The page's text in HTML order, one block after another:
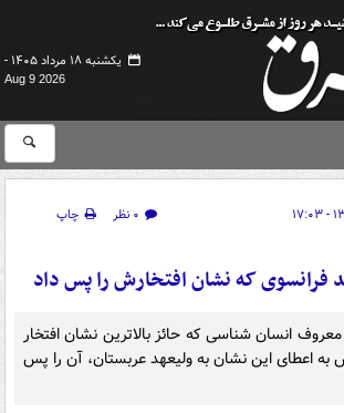
یکشنبه ۱۸ مرداد ۱۴۰۵ -
Aug 9 2026
۰ نظر
چاپ
فرانسوی که نشان افتخارش را پس داد
معروف انسان شناسی که حائز بالاترین نشان افتخار
به اعطای این نشان به ولیعهد عربستان، آن را پس